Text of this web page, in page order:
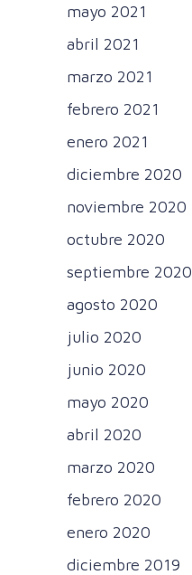
mayo 2021
abril 2021
marzo 2021
febrero 2021
enero 2021
diciembre 2020
noviembre 2020
octubre 2020
septiembre 2020
agosto 2020
julio 2020
junio 2020
mayo 2020
abril 2020
marzo 2020
febrero 2020
enero 2020
diciembre 2019